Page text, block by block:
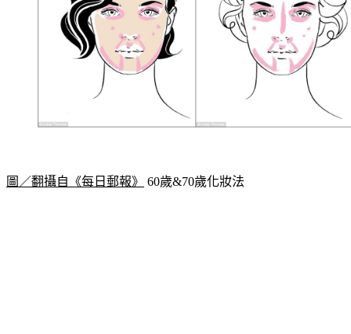
圖／翻攝自《每日郵報》 60歲&70歲化妝法